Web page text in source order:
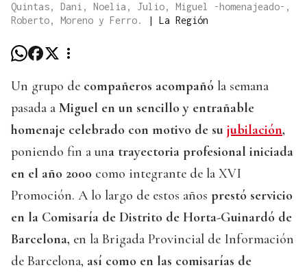
Quintas, Dani, Noelia, Julio, Miguel -homenajeado-,
Roberto, Moreno y Ferro.
| La Región
Un grupo de compañeros acompañó la semana
pasada a Miguel en un sencillo y entrañable
homenaje celebrado con motivo de su jubilación,
poniendo fin a una trayectoria profesional iniciada
en el año 2000 como integrante de la XVI
Promoción. A lo largo de estos años prestó servicio
en la Comisaría de Distrito de Horta-Guinardó de
Barcelona, en la Brigada Provincial de Información
de Barcelona, así como en las comisarías de